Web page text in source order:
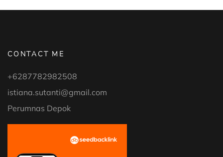
CONTACT ME
+6287782982508
istiana.sutanti@gmail.com
Perumnas Depok